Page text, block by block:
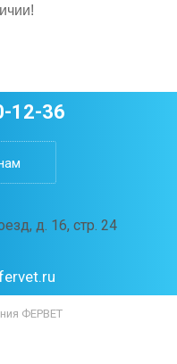
12-36
д. 16, стр. 24
ФЕРВЕТ